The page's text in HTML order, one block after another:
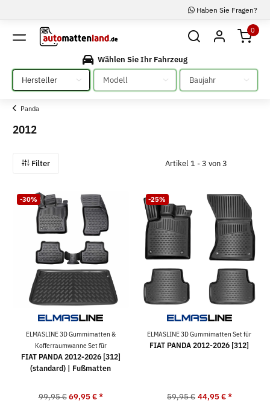
Haben Sie Fragen?
0
Wählen Sie Ihr Fahrzeug
Bitte auswählen
Bitte auswählen Bitte auswählen
Panda
2012
Filter Artikel 1 - 3 von 3
-30%
ELMASLINE 3D Gummimatten &
Kofferraumwanne Set für
FIAT PANDA 2012-2026 [312]
(standard) | Fußmatten
99,95 € 69,95 €*
-25%
ELMASLINE 3D Gummimatten Set für
FIAT PANDA 2012-2026 [312]
59,95 € 44,95 €*